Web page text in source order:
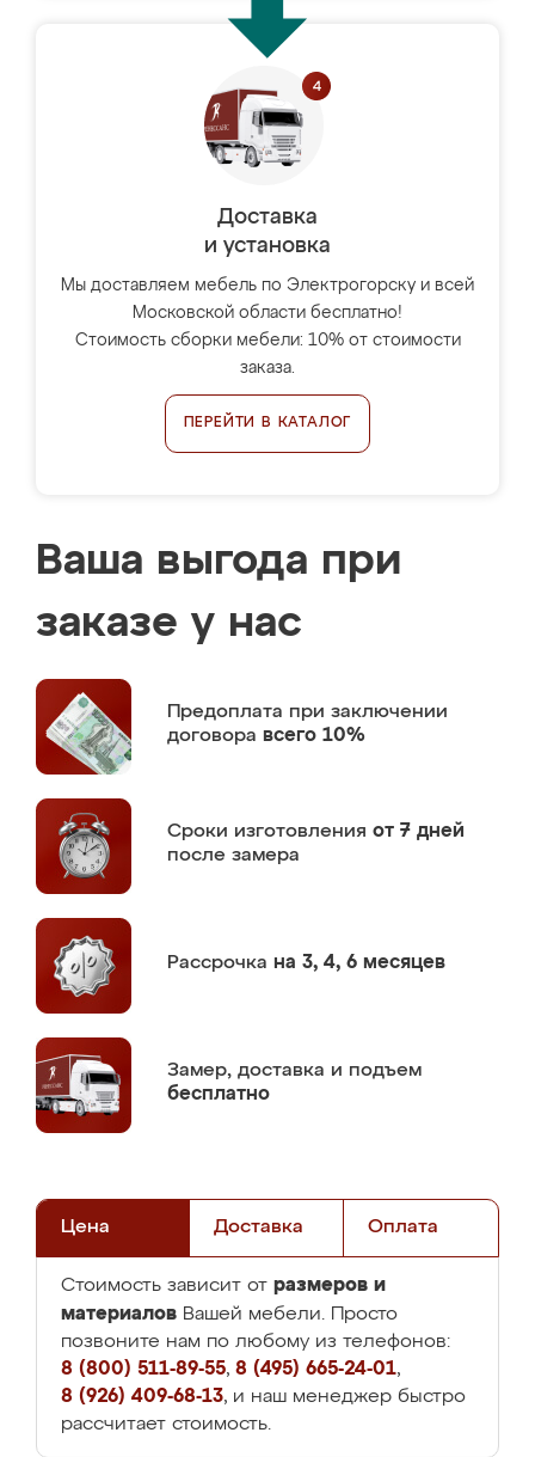
Доставка
и установка
Мы доставляем мебель по Электрогорску и всей
Московской области бесплатно!
Стоимость сборки мебели: 10% от стоимости
заказа.
ПЕРЕЙТИ В КАТАЛОГ
Ваша выгода при
заказе у нас
Предоплата при заключении
договора всего 10%
Сроки изготовления от 7 дней
после замера
Рассрочка на 3, 4, 6 месяцев
Замер, доставка и подъем
бесплатно
Цена Доставка Оплата
Стоимость зависит от размеров и
материалов Вашей мебели. Просто
позвоните нам по любому из телефонов:
8 (800) 511-89-55, 8 (495) 665-24-01,
8 (926) 409-68-13, и наш менеджер быстро
рассчитает стоимость.